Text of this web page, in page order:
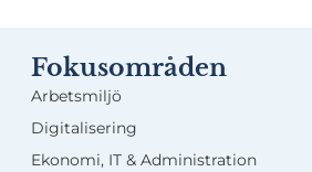
Fokusområden
Arbetsmiljö
Digitalisering
Ekonomi, IT & Administration